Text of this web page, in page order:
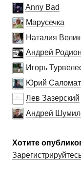
Anny Bad
Марусечка
Наталия
Андрей
Игорь
Юрий
Лев Зазерский
Андрей
Хотите